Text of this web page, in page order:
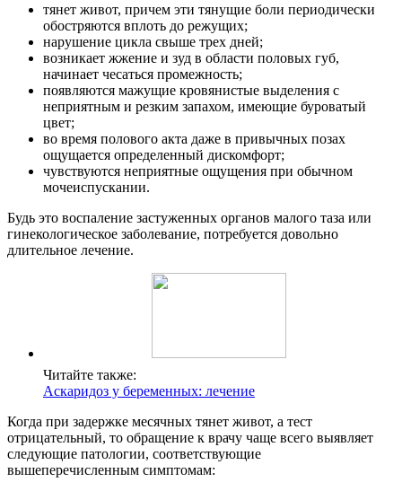
тянет живот, причем эти тянущие боли периодически
обостряются вплоть до режущих;
нарушение цикла свыше трех дней;
возникает жжение и зуд в области половых губ,
начинает чесаться промежность;
появляются мажущие кровянистые выделения с
неприятным и резким запахом, имеющие буроватый
цвет;
во время полового акта даже в привычных позах
ощущается определенный дискомфорт;
чувствуются неприятные ощущения при обычном
мочеиспускании.
Будь это воспаление застуженных органов малого таза или
гинекологическое заболевание, потребуется довольно
длительное лечение.
Читайте также:
Аскаридоз у беременных: лечение
Когда при задержке месячных тянет живот, а тест
отрицательный, то обращение к врачу чаще всего выявляет
следующие патологии, соответствующие
вышеперечисленным симптомам: